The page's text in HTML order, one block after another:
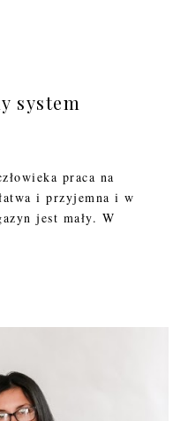
system
praca na
i przyjemna i w
jest mały. W